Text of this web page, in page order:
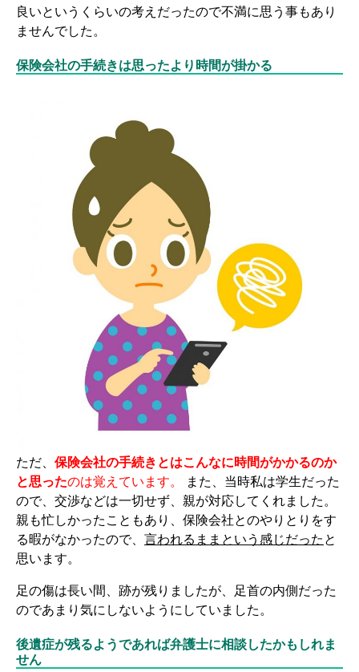
良いというくらいの考えだったので不満に思う事もあり
ませんでした。
保険会社の手続きは思ったより時間が掛かる
ただ、 保険会社の手続きとはこんなに時間がかかるのか
と思ったのは覚えています。
また、当時私は学生だった
ので、交渉などは一切せず、親が対応してくれました。
親も忙しかったこともあり、保険会社とのやりとりをす
る暇がなかったので、 言われるままという感じだった と
思います。
足の傷は長い間、跡が残りましたが、足首の内側だった
のであまり気にしないようにしていました。
後遺症が残るようであれば弁護士に相談したかもしれま
せん